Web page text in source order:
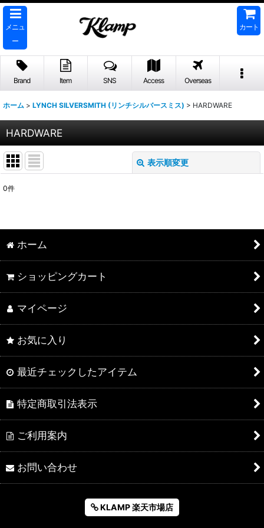
メニュ
ー
カート
Brand Item SNS Access Overseas
ホーム > LYNCH SILVERSMITH (リンチシルバースミス) > HARDWARE
HARDWARE
表示順変更
並び順:
絞り込む
0件
ホーム
ショッピングカート
マイページ
お気に入り
最近チェックしたアイテム
特定商取引法表示
ご利用案内
お問い合わせ
KLAMP 楽天市場店